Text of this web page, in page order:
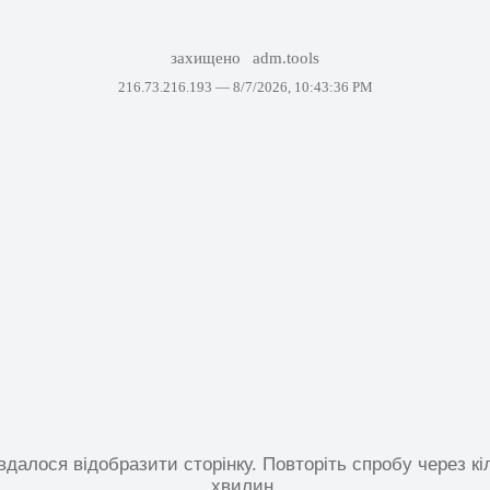
захищено adm.tools
216.73.216.193 — 8/7/2026, 10:43:36 PM
відобразити сторінку. Повторіть спробу через